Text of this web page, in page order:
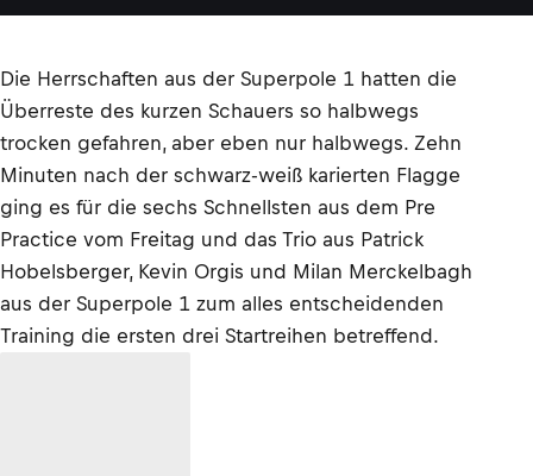
Die Herrschaften aus der Superpole 1 hatten die
Überreste des kurzen Schauers so halbwegs
trocken gefahren, aber eben nur halbwegs. Zehn
Minuten nach der schwarz-weiß karierten Flagge
ging es für die sechs Schnellsten aus dem Pre
Practice vom Freitag und das Trio aus Patrick
Hobelsberger, Kevin Orgis und Milan Merckelbagh
aus der Superpole 1 zum alles entscheidenden
Training die ersten drei Startreihen betreffend.